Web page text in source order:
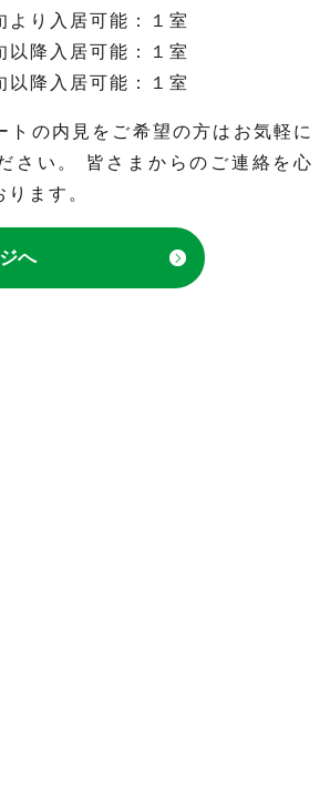
より入居可能：１室
以降入居可能：１室
以降入居可能：１室
トの内見をご希望の方はお気軽に
さい。 皆さまからのご連絡を心
ます。
へ